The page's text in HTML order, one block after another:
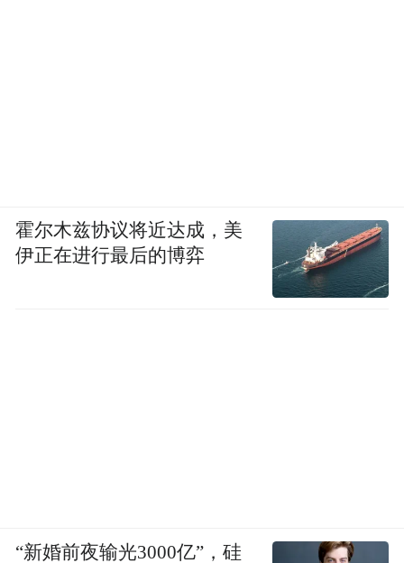
霍尔木兹协议将近达成，美
伊正在进行最后的博弈
“新婚前夜输光3000亿”，硅